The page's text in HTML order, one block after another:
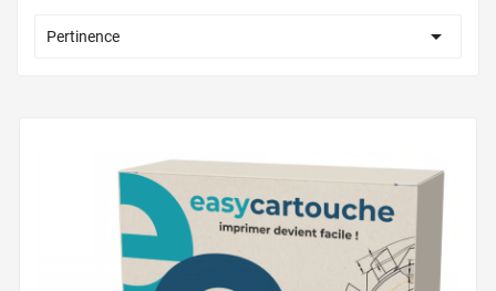
Pertinence 